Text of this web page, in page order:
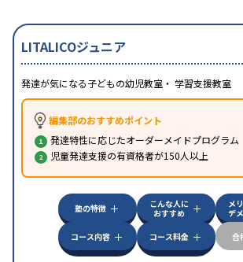
LITALICOジュニア
発達が気になる子どもの幼児教室・ 学習支援教室
編集部のおすすめポイント
発達特性に応じたオーダーメイドプログラム
児童発達支援の有資格者が150人以上
塾の特徴
こんな人に
おすすめ
メ
デ
コース内容
コース料金 合